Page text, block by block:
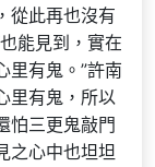
從此再也沒有
能見到，實在
里有鬼。”許南
里有鬼，所以
怕三更鬼敲門
之心中也坦坦